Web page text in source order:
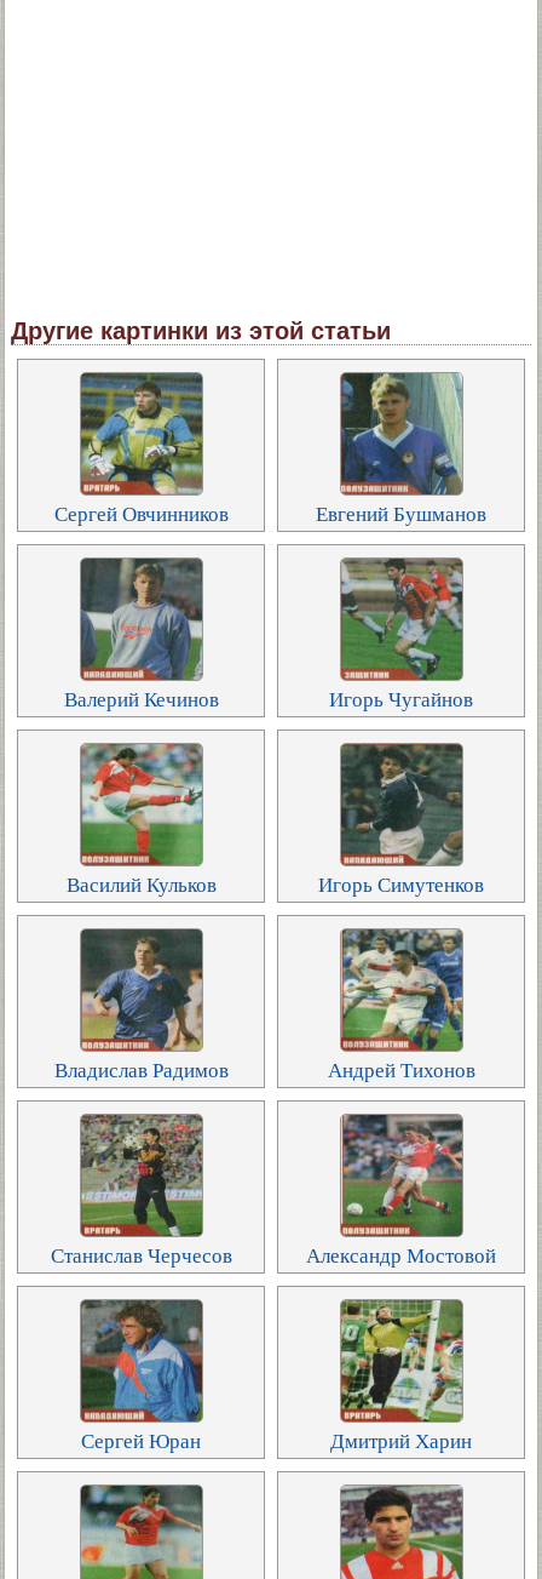
Другие картинки из этой статьи
Сергей Овчинников Евгений Бушманов
Валерий Кечинов Игорь Чугайнов
Василий Кульков Игорь Симутенков
Владислав Радимов Андрей Тихонов
Станислав Черчесов Александр Мостовой
Сергей Юран Дмитрий Харин